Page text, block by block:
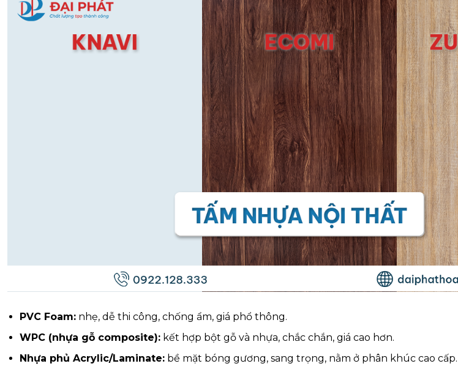
PVC Foam: nhẹ, dễ thi công, chống ẩm, giá phổ thông.
WPC (nhựa gỗ composite): kết hợp bột gỗ và nhựa, chắc chắn, giá cao hơn.
Nhựa phủ Acrylic/Laminate: bề mặt bóng gương, sang trọng, nằm ở phân khúc cao cấp.